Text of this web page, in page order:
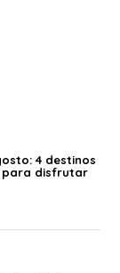
4 destinos
para disfrutar